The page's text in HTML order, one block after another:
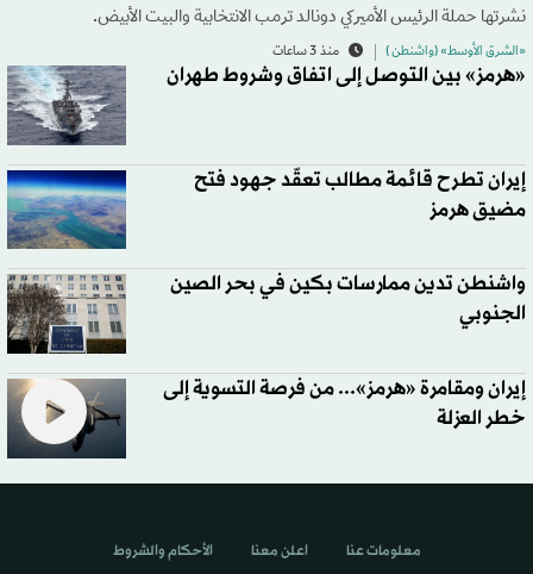
نشرتها حملة الرئيس الأميركي دونالد ترمب الانتخابية والبيت الأبيض.
«الشرق الأوسط» (واشنطن ) منذ 3 ساعات
«هرمز» بين التوصل إلى اتفاق وشروط طهران
إيران تطرح قائمة مطالب تعقّد جهود فتح
مضيق هرمز
واشنطن تدين ممارسات بكين في بحر الصين
الجنوبي
إيران ومقامرة «هرمز»... من فرصة التسوية إلى
خطر العزلة
معلومات عنا اعلن معنا الأحكام والشروط